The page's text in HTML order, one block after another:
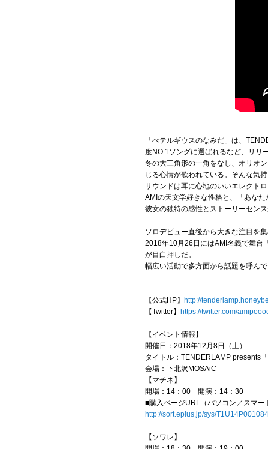
「べテルギウスのなみだ」は、
度NO.1ソングに選ばれるなど、リリ
冬の大三角形の一角をなし、オリオ
じる心情が歌われている。そんな気
サウンドは耳に心地のいいエレクト
AMIの天文学好きな性格と、「あな
彼女の独特の感性とストーリーセン
ソロデビュー直後から大きな注目を
2018年10月26日にはAMI名義で舞台
が目白押しだ。
幅広い活動で多方面から話題を呼ん
【公式HP】
http://
【Twitter】
https://twitter.com/
【イベント情報】
開催日：2018年12月8日（土）
タイトル：TENDERLAMP presents
会場：下北沢MOSAiC
【マチネ】
開場：14：00 開演：14：30
■購入ページURL（パソコン／スマー
http://sort.eplus.jp/sys/
【ソワレ】